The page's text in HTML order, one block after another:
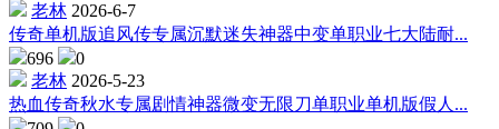
老林 2026-6-7
传奇单机版追风传专属沉默迷失神器中变单职业七大陆耐...
696
0
老林 2026-5-23
热血传奇秋水专属剧情神器微变无限刀单职业单机版假人...